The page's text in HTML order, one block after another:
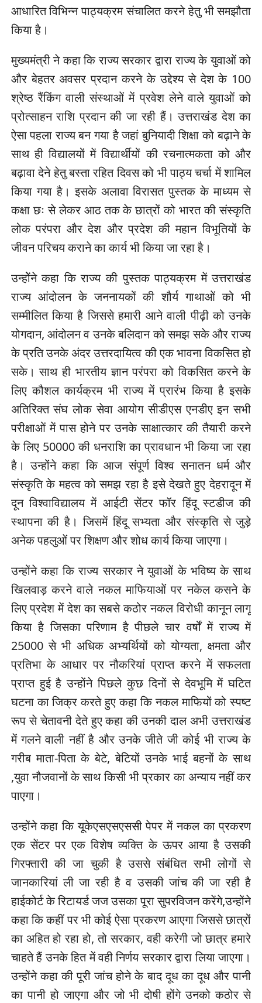
आधारित विभिन्न पाठ्यक्रम संचालित करने हेतु भी समझौता
किया है।
मुख्यमंत्री ने कहा कि राज्य सरकार द्वारा राज्य के युवाओं को
और बेहतर अवसर प्रदान करने के उद्देश्य से देश के 100
श्रेष्ठ रैंकिंग वाली संस्थाओं में प्रवेश लेने वाले युवाओं को
प्रोत्साहन राशि प्रदान की जा रही हैं। उत्तराखंड देश का
ऐसा पहला राज्य बन गया है जहां बुनियादी शिक्षा को बढ़ाने के
साथ ही विद्यालयों में विद्यार्थीयों की रचनात्मकता को और
बढ़ावा देने हेतु बस्ता रहित दिवस को भी पाठ्य चर्चा में शामिल
किया गया है। इसके अलावा विरासत पुस्तक के माध्यम से
कक्षा छः से लेकर आठ तक के छात्रों को भारत की संस्कृति
लोक परंपरा और देश और प्रदेश की महान विभूतियों के
जीवन परिचय कराने का कार्य भी किया जा रहा है।
उन्होेंने कहा कि राज्य की पुस्तक पाठ्यक्रम में उत्तराखंड
राज्य आंदोलन के जननायकों की शौर्य गाथाओं को भी
सम्मीलित किया है जिससे हमारी आने वाली पीढ़ी को उनके
योगदान, आंदोलन व उनके बलिदान को समझ सके और राज्य
के प्रति उनके अंदर उत्तरदायित्व की एक भावना विकसित हो
सके। साथ ही भारतीय ज्ञान परंपरा को विकसित करने के
लिए कौशल कार्यक्रम भी राज्य में प्रारंभ किया है इसके
अतिरिक्त संघ लोक सेवा आयोग सीडीएस एनडीए इन सभी
परीक्षाओं में पास होने पर उनके साक्षात्कार की तैयारी करने
के लिए 50000 की धनराशि का प्रावधान भी किया जा रहा
है। उन्होंने कहा कि आज संपूर्ण विश्व सनातन धर्म और
संस्कृति के महत्व को समझ रहा है इसे देखते हुए देहरादून में
दून विश्वाविद्यालय में आईटी सेंटर फॉर हिंदू स्टडीज की
स्थापना की है। जिसमें हिंदू सभ्यता और संस्कृति से जुड़े
अनेक पहलुओं पर शिक्षण और शोध कार्य किया जाएगा।
उन्होंने कहा कि राज्य सरकार ने युवाओं के भविष्य के साथ
खिलवाड़ करने वाले नकल माफियाओं पर नकेल कसने के
लिए प्रदेश में देश का सबसे कठोर नकल विरोधी कानून लागू
किया है जिसका परिणाम है पीछले चार वर्षों में राज्य में
25000 से भी अधिक अभ्यर्थियों को योग्यता, क्षमता और
प्रतिभा के आधार पर नौकरियां प्राप्त करने में सफलता
प्राप्त हुई है उन्होंने पिछले कुछ दिनों से देवभूमि में घटित
घटना का जिक्र करते हुए कहा कि नकल माफियों को स्पष्ट
रूप से चेतावनी देते हुए कहा की उनकी दाल अभी उत्तराखंड
में गलने वाली नहीं है और उनके जीते जी कोई भी राज्य के
गरीब माता-पिता के बेटे, बेटियों उनके भाई बहनों के साथ
,युवा नौजवानों के साथ किसी भी प्रकार का अन्याय नहीं कर
पाएगा।
उन्होंने कहा कि यूकेएसएसएससी पेपर में नकल का प्रकरण
एक सेंटर पर एक विशेष व्यक्ति के ऊपर आया है उसकी
गिरफ्तारी की जा चुकी है उससे संबंधित सभी लोगों से
जानकारियां ली जा रही है व उसकी जांच की जा रही है
हाईकोर्ट के रिटायर्ड जज उसका पूरा सुपरविजन करेंगे,उन्होंने
कहा कि कहीं पर भी कोई ऐसा प्रकरण आएगा जिससे छात्रों
का अहित हो रहा हो, तो सरकार, वही करेगी जो छात्र हमारे
चाहते हैं उनके हित में वही निर्णय सरकार द्वारा लिया जाएगा।
उन्होंने कहा की पूरी जांच होने के बाद दूध का दूध और पानी
का पानी हो जाएगा और जो भी दोषी होंगे उनको कठोर से